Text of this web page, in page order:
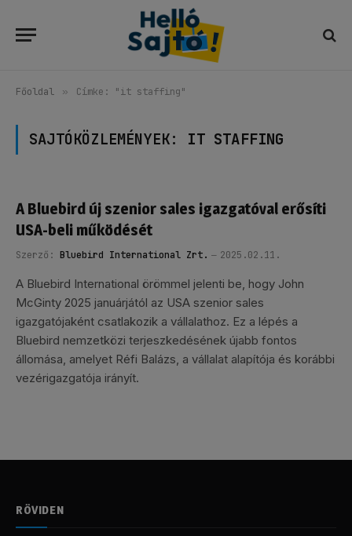
Főoldal » Címke: "it staffing"
SAJTÓKÖZLEMÉNYEK: IT STAFFING
A Bluebird új szenior sales igazgatóval erősíti
USA-beli működését
Szerző: Bluebird International Zrt. 2025.02.11.
A Bluebird International örömmel jelenti be, hogy John
McGinty 2025 januárjától az USA szenior sales
igazgatójaként csatlakozik a vállalathoz. Ez a lépés a
Bluebird nemzetközi terjeszkedésének újabb fontos
állomása, amelyet Réfi Balázs, a vállalat alapítója és korábbi
vezérigazgatója irányít.
RÖVIDEN